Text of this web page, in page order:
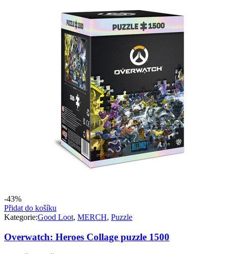
-43%
Přidat do košíku
Kategorie:Good Loot, MERCH, Puzzle
Overwatch: Heroes Collage puzzle 1500